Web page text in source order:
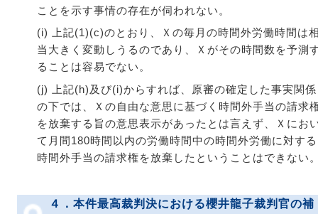
ことを示す事情の存在が伺われない。
(i) 上記(1)(c)のとおり、Ｘの毎月の時間外労働時間は
当大きく変動しうるのであり、Ｘがその時間数を予測
ることは容易でない。
(j) 上記(h)及び(i)からすれば、原審の確定した事実関係
の下では、Ｘの自由な意思に基づく時間外手当の請求
を放棄する旨の意思表示があったとは言えず、Ｘにお
て月間180時間以内の労働時間中の時間外労働に対する
時間外手当の請求権を放棄したということはできない
４．本件最高裁判決における櫻井龍子裁判官の補